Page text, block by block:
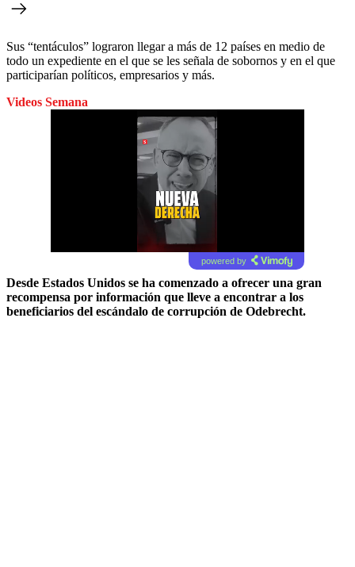
Sus “tentáculos” lograron llegar a más de 12 países en medio de
todo un expediente en el que se les señala de sobornos y en el que
participarían políticos, empresarios y más.
Videos Semana
powered by
Desde Estados Unidos se ha comenzado a ofrecer una gran
recompensa por información que lleve a encontrar a los
beneficiarios del escándalo de corrupción de Odebrecht.